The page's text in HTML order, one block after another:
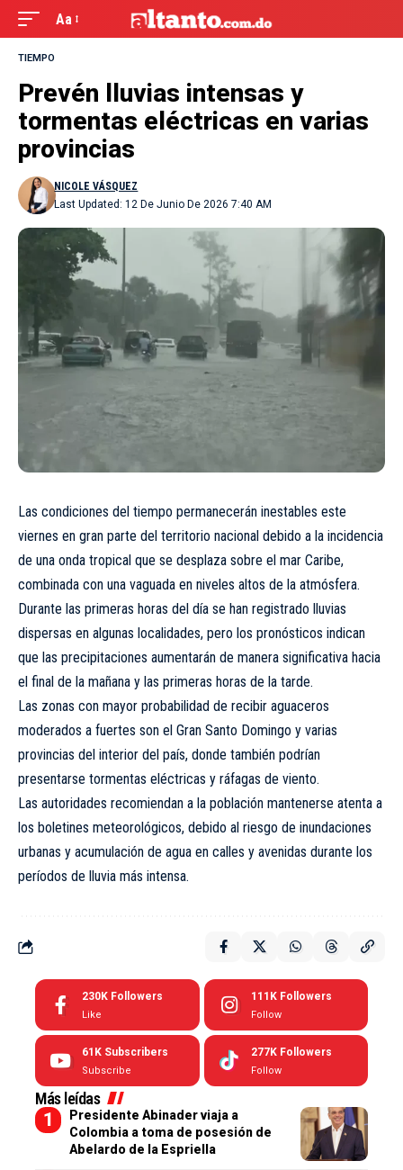
Aa
TIEMPO
Prevén lluvias intensas y
tormentas eléctricas en varias
provincias
Last Updated: 12 De Junio De 2026 7:40 AM
NICOLE VÁSQUEZ
Las condiciones del tiempo permanecerán inestables este
viernes en gran parte del territorio nacional debido a la incidencia
de una onda tropical que se desplaza sobre el mar Caribe,
combinada con una vaguada en niveles altos de la atmósfera.
Durante las primeras horas del día se han registrado lluvias
dispersas en algunas localidades, pero los pronósticos indican
que las precipitaciones aumentarán de manera significativa hacia
el final de la mañana y las primeras horas de la tarde.
Las zonas con mayor probabilidad de recibir aguaceros
moderados a fuertes son el Gran Santo Domingo y varias
provincias del interior del país, donde también podrían
presentarse tormentas eléctricas y ráfagas de viento.
Las autoridades recomiendan a la población mantenerse atenta a
los boletines meteorológicos, debido al riesgo de inundaciones
urbanas y acumulación de agua en calles y avenidas durante los
períodos de lluvia más intensa.
230K Followers
Like
111K Followers
Follow
61K Subscribers
Subscribe
277K Followers
Follow
Más leídas
Presidente Abinader viaja a
Colombia a toma de posesión de
Abelardo de la Espriella